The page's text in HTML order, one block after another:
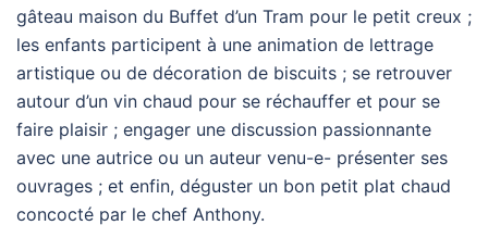
gâteau maison du Buffet d’un Tram pour le petit creux ;
les enfants participent à une animation de lettrage
artistique ou de décoration de biscuits ; se retrouver
autour d’un vin chaud pour se réchauffer et pour se
faire plaisir ; engager une discussion passionnante
avec une autrice ou un auteur venu-e- présenter ses
ouvrages ; et enfin, déguster un bon petit plat chaud
concocté par le chef Anthony.